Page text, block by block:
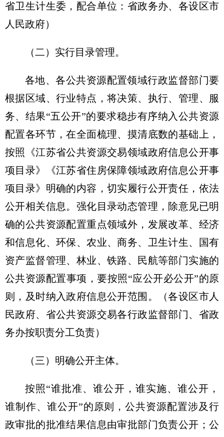
省卫生计生委，配合单位：省政务办、各设区市
人民政府）
（二）实行目录管理。
各地、各公共资源配置领域行政监督部门要
根据区域、行业特点，将决策、执行、管理、服
务、结果“五公开”的要求稳步有序纳入公共资源
配置各环节，在全面梳理、摸清底数的基础上，
按照《江苏省公共资源交易领域政府信息公开事
项目录》《江苏省住房保障领域政府信息公开事
项目录》明确的内容，切实履行公开责任，依法
公开相关信息。强化目录动态管理，除意见已明
确的公共资源配置重点领域外，发展改革、经济
和信息化、环保、农业、商务、卫生计生、国有
资产监督管理、林业、铁路、民航等部门实施的
公共资源配置事项，要按照“应公开必公开”的原
则，及时纳入政府信息公开范围。（各设区市人
民政府、省公共资源交易各行政监督部门、省政
务办按职责分工负责）
（三）明确公开主体。
按照“谁批准、谁公开，谁实施、谁公开，
谁制作、谁公开”的原则，公共资源配置涉及行
政审批的批准结果信息由审批部门负责公开；公